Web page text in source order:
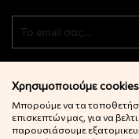
Χρησιμοποιούμε cookies
Μπορούμε να τα
επισκεπτών μας, για να
παρουσιάσουμε